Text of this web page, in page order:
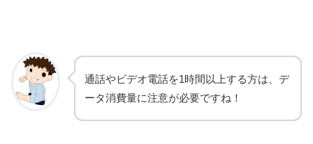
通話やビデオ電話を1時間以上する方は、デ
ータ消費量に注意が必要ですね！